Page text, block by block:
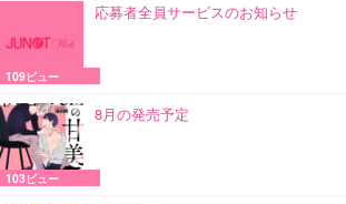
応募者全員サービスのお知らせ
109ビュー
8月の発売予定
103ビュー